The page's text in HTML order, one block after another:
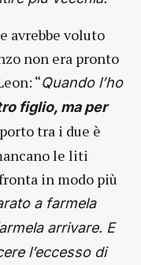
avrebbe voluto
non era pronto
“Quando l’ho
figlio, ma per
tra i due è
le liti
in modo più
a farmela
arrivare. E
l’eccesso di